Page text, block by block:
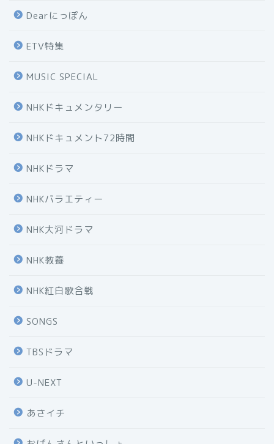
Dearにっぽん
ETV特集
MUSIC SPECIAL
NHKドキュメンタリー
NHKドキュメント72時間
NHKドラマ
NHKバラエティー
NHK大河ドラマ
NHK教養
NHK紅白歌合戦
SONGS
TBSドラマ
U-NEXT
あさイチ